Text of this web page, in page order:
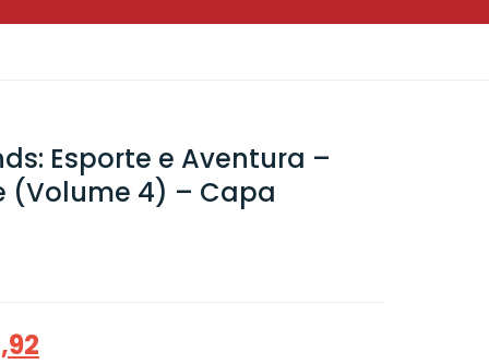
Esporte e Aventura –
(Volume 4) – Capa